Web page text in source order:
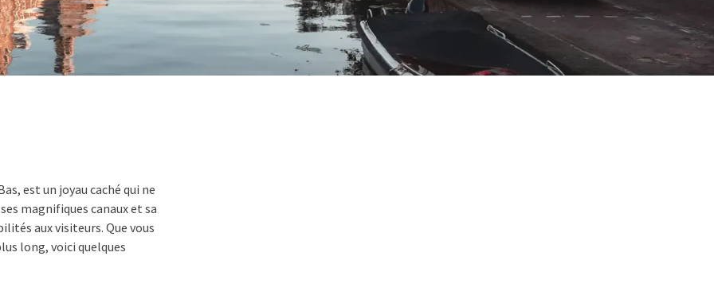
est un joyau caché qui ne
magnifiques canaux et sa
aux visiteurs. Que vous
long, voici quelques